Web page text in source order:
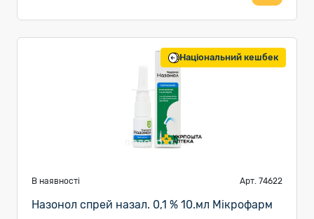
Національний кешбек
В наявності Арт. 74622
Назонол спрей назал. 0,1 % 10.мл Мікрофарм